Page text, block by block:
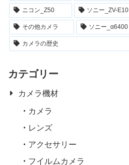
ニコン_Z50 ソニー_ZV-E10
その他カメラ ソニー_α6400
カメラの歴史
カテゴリー
カメラ機材
カメラ
レンズ
アクセサリー
フイルムカメラ